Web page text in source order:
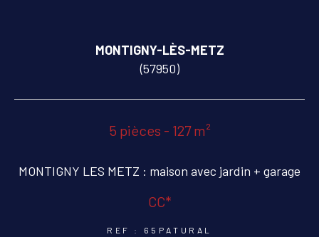
MONTIGNY-LÈS-METZ
(57950)
5 pièces - 127 m²
MONTIGNY LES METZ : maison avec jardin + garage
CC*
REF : 65PATURAL
NOUVEAUTÉS